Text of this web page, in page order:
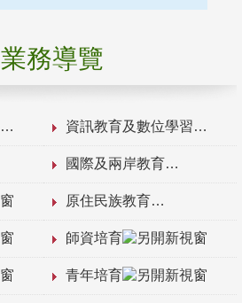
業務導覽
資訊教育及數位學習
國際及兩岸教育
原住民族教育
師資培育
青年培育